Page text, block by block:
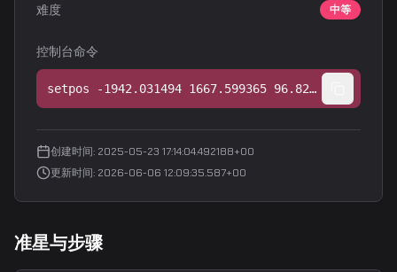
难度 中等
控制台命令
setpos -1942.031494 1667.599365 96.825851;setang -0.631999 149.628586 0.000000
创建时间: 2025-05-23 17:14:04.492188+00
更新时间: 2026-06-06 12:09:35.587+00
准星与步骤